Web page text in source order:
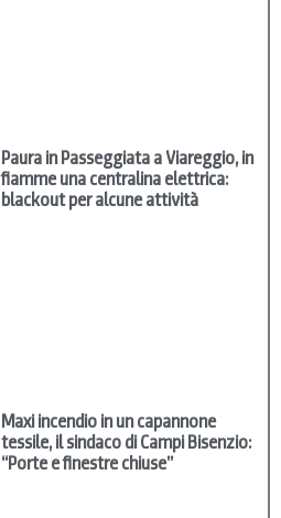
Paura in Passeggiata a Viareggio, in
fiamme una centralina elettrica:
blackout per alcune attività
Maxi incendio in un capannone
tessile, il sindaco di Campi Bisenzio:
“Porte e finestre chiuse”